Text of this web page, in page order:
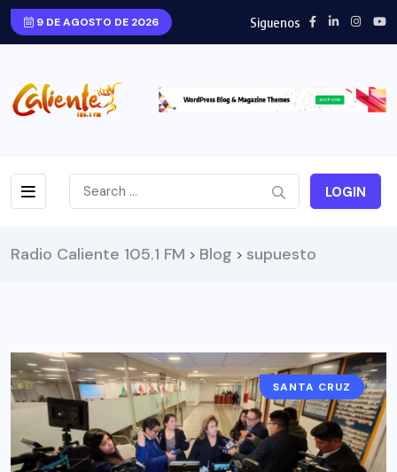
9 DE AGOSTO DE 2026 Siguenos
LOGIN
Radio Caliente 105.1 FM > Blog > supuesto
SANTA CRUZ